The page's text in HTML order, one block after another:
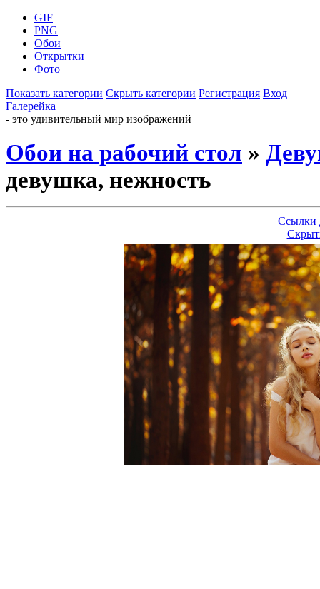
GIF
PNG
Обои
Открытки
Фото
Показать категории Скрыть категории Регистрация Вход
Галерейка
- это удивительный мир изображений
Обои на рабочий стол »
девушка, нежность
Ссылки